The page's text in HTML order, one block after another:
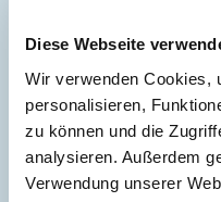
Diese Webseite
Wir verwenden Cookies,
personalisieren,
zu können und die
analysieren. Außerdem
Verwendung unserer
73,60 kWh /
Weitere